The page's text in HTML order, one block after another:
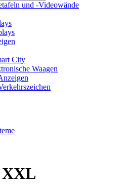
und -Videowände
City
Waagen